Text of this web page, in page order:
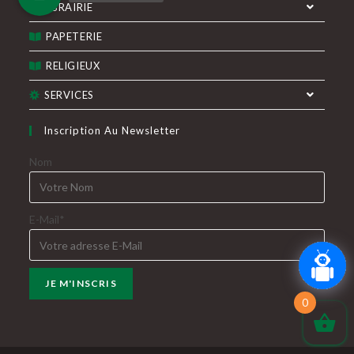
LIBRAIRIE
PAPETERIE
RELIGIEUX
SERVICES
Inscription Au Newsletter
Nom
E-Mail*
0